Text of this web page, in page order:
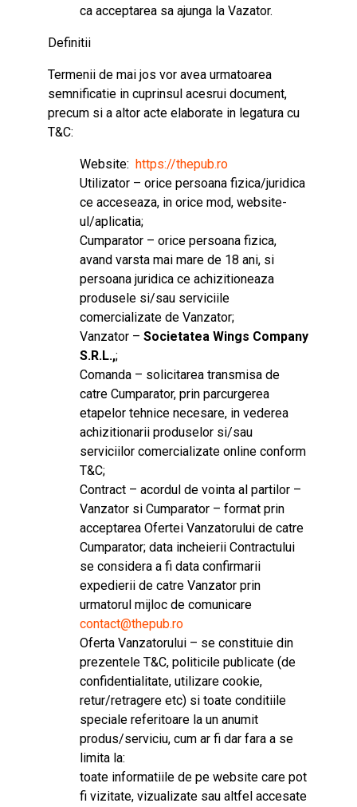
ca acceptarea sa ajunga la Vazator.
Definitii
Termenii de mai jos vor avea urmatoarea
semnificatie in cuprinsul acesrui document,
precum si a altor acte elaborate in legatura cu
T&C:
Website: https://thepub.ro
Utilizator – orice persoana fizica/juridica
ce acceseaza, in orice mod, website-
ul/aplicatia;
Cumparator – orice persoana fizica,
avand varsta mai mare de 18 ani, si
persoana juridica ce achizitioneaza
produsele si/sau serviciile
comercializate de Vanzator;
Vanzator – Societatea Wings Company
S.R.L.,;
Comanda – solicitarea transmisa de
catre Cumparator, prin parcurgerea
etapelor tehnice necesare, in vederea
achizitionarii produselor si/sau
serviciilor comercializate online conform
T&C;
Contract – acordul de vointa al partilor –
Vanzator si Cumparator – format prin
acceptarea Ofertei Vanzatorului de catre
Cumparator; data incheierii Contractului
se considera a fi data confirmarii
expedierii de catre Vanzator prin
urmatorul mijloc de comunicare
contact@thepub.ro
Oferta Vanzatorului – se constituie din
prezentele T&C, politicile publicate (de
confidentialitate, utilizare cookie,
retur/retragere etc) si toate conditiile
speciale referitoare la un anumit
produs/serviciu, cum ar fi dar fara a se
limita la:
toate informatiile de pe website care pot
fi vizitate, vizualizate sau altfel accesate